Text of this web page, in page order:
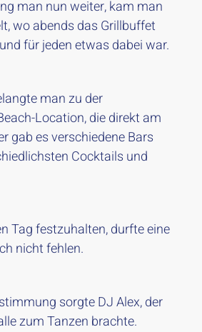
man nun weiter, kam man
wo abends das Grillbuffet
für jeden etwas dabei war.
man zu der
Location, die direkt am
gab es verschiedene Bars
Cocktails und
Tag festzuhalten, durfte eine
nicht fehlen.
sorgte DJ Alex, der
zum Tanzen brachte.